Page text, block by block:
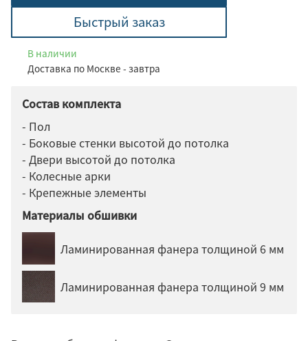
Быстрый заказ
В наличии
Доставка по Москве - завтра
Состав комплекта
- Пол
- Боковые стенки высотой до потолка
- Двери высотой до потолка
- Колесные арки
- Крепежные элементы
Материалы обшивки
Ламинированная фанера толщиной 6 мм
Ламинированная фанера толщиной 9 мм